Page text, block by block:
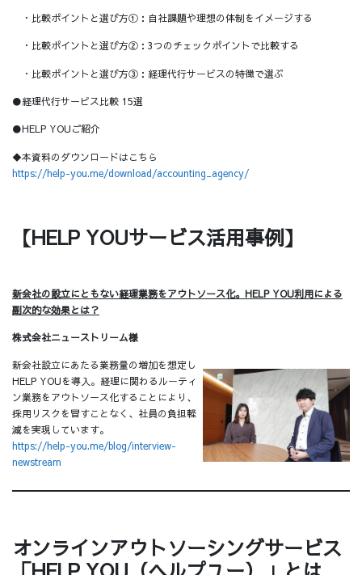
・比較ポイントと選び方①：自社課題や理想の体制をイメージする
・比較ポイントと選び方②：3つのチェックポイントで比較する
・比較ポイントと選び方③：経理代行サービスの特徴で選ぶ
●経理代行サービス比較 15選
●HELP YOUご紹介
◆本資料のダウンロードはこちら
https://help-you.me/download/accounting_agency/
【HELP YOUサービス活用事例】
新会社の設立にともない経理業務をアウトソース化。HELP YOU利用による
副次的な効果とは？
株式会社ニューストリーム様
新会社設立にあたる業務量の増加を想定し
HELP YOUを導入。経理に関わるルーティ
ン業務をアウトソース化することにより、
採用リスクを冒すことなく、社員の負担軽
減を実現しています。
https://help-you.me/blog/interview-
newstream
オンラインアウトソーシングサービス